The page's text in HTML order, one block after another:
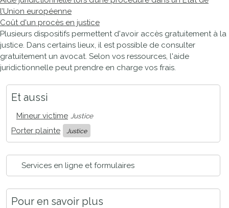
l’Union européenne
Coût d'un procès en justice
Plusieurs dispositifs permettent d'avoir accès gratuitement à la
justice. Dans certains lieux, il est possible de consulter
gratuitement un avocat. Selon vos ressources, l'aide
juridictionnelle peut prendre en charge vos frais.
Et aussi
Mineur victime Justice
Porter plainte Justice
Services en ligne et formulaires
Pour en savoir plus